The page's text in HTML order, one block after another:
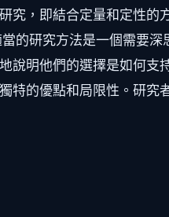
究，即結合定量和定性
的研究方法是一個需要
說明他們的選擇是如何
特的優點和局限性。研